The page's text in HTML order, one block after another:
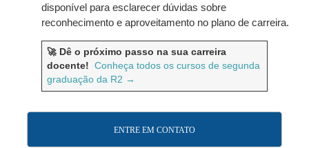
disponível para esclarecer dúvidas sobre
reconhecimento e aproveitamento no plano de carreira.
🚀 Dê o próximo passo na sua carreira
docente! Conheça todos os cursos de segunda
graduação da R2 →
ENTRE EM CONTATO